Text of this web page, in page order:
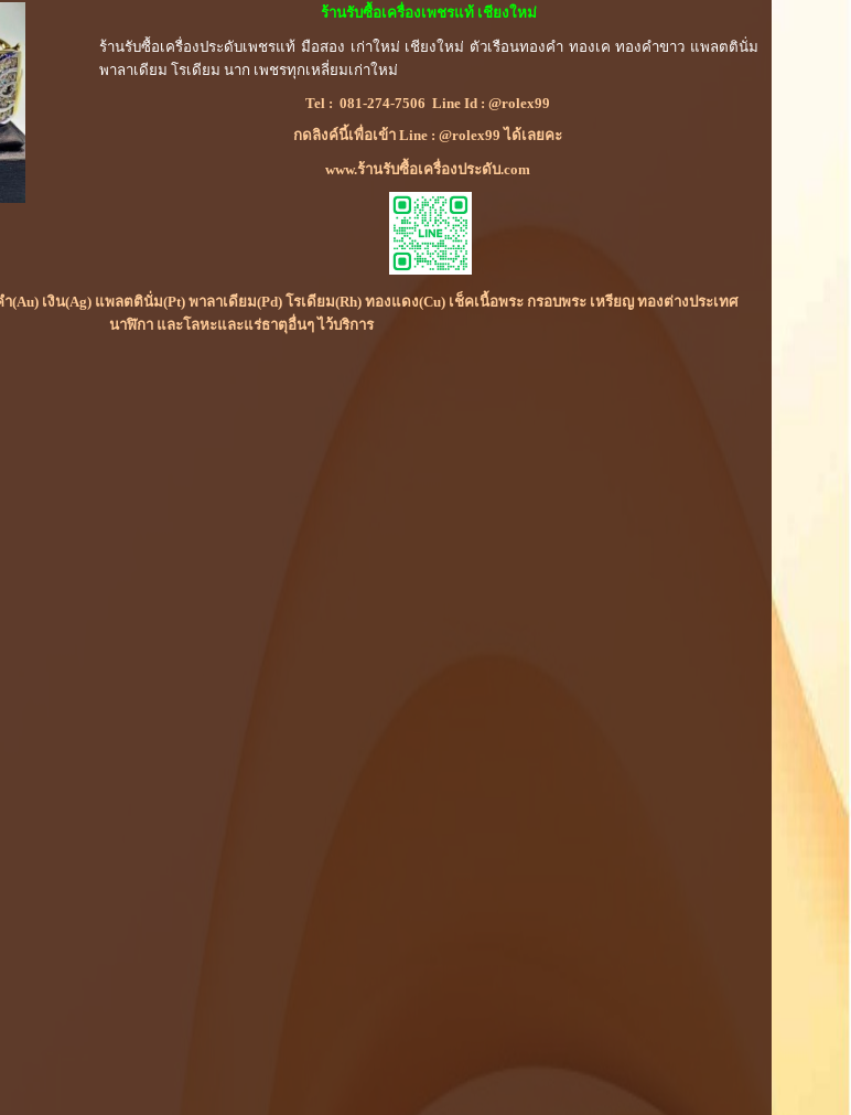
ร้านรับซื้อเครื่องเพชรแท้ เชียงใหม่
ร้านรับซื้อเครื่องประดับเพชรแท้ มือสอง เก่าใหม่ เชียงใหม่ ตัวเรือนทองคำ ทองเค ทองคำขาว แพลตตินั่ม
พาลาเดียม โรเดียม นาก เพชรทุกเหลี่ยมเก่าใหม่
Tel : 081-274-7506 Line Id : @rolex99
กดลิงค์นี้เพื่อเข้า Line : @rolex99 ได้เลยคะ
www.ร้านรับซื้อเครื่องประดับ.com
(Au) เงิน(Ag) แพลตตินั่ม(Pt) พาลาเดียม(Pd) โรเดียม(Rh) ทองแดง(Cu) เช็คเนื้อพระ กรอบพระ เหรียญ ทองต่างประเทศ
นาฬิกา และโลหะและแร่ธาตุอื่นๆ ไว้บริการ